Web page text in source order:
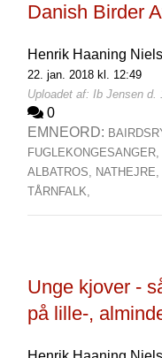
Danish Birder
Henrik Haaning
22. jan. 2018 kl. 12:49
Uploadet af: Ib Jensen d.
0
EMNEORD:
FUGLEKONGESANGER,
ALBATROS, NATHEJRE,
TÅRNFALK,
Unge kjover -
på lille-,